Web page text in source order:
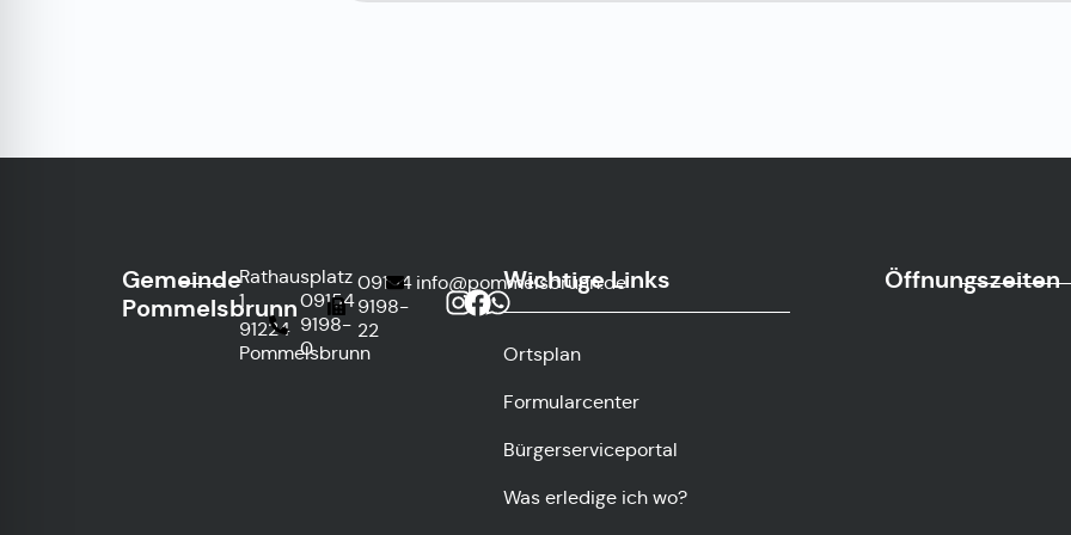
Gemeinde
Pommelsbrunn
Rathausplatz
1
91224
Pommelsbrunn
09154
9198-
0
09154
9198-
22
info@pommelsbrunn.de
Wichtige Links
Ortsplan
Formularcenter
Bürgerserviceportal
Was erledige ich wo?
Öffnungszeiten